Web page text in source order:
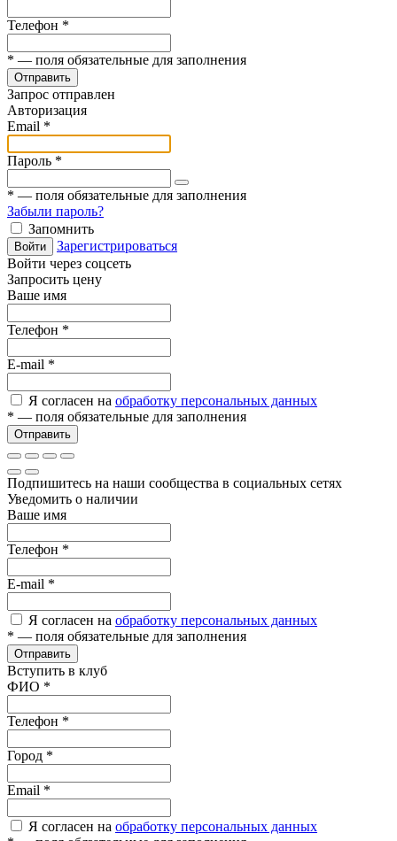
Телефон *
* — поля обязательные для заполнения
Отправить
Запрос отправлен
Авторизация
Email *
Пароль *
* — поля обязательные для заполнения
Забыли пароль?
Запомнить
Войти
Зарегистрироваться
Войти через соцсеть
Запросить цену
Ваше имя
Телефон *
E-mail *
Я согласен на обработку персональных данных
* — поля обязательные для заполнения
Отправить
Подпишитесь на наши сообщества в социальных сетях
Уведомить о наличии
Ваше имя
Телефон *
E-mail *
Я согласен на обработку персональных данных
* — поля обязательные для заполнения
Отправить
Вступить в клуб
ФИО *
Телефон *
Город *
Email *
Я согласен на обработку персональных данных